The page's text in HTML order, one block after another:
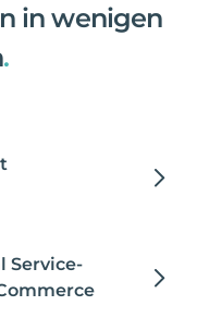
in wenigen
.
Service-